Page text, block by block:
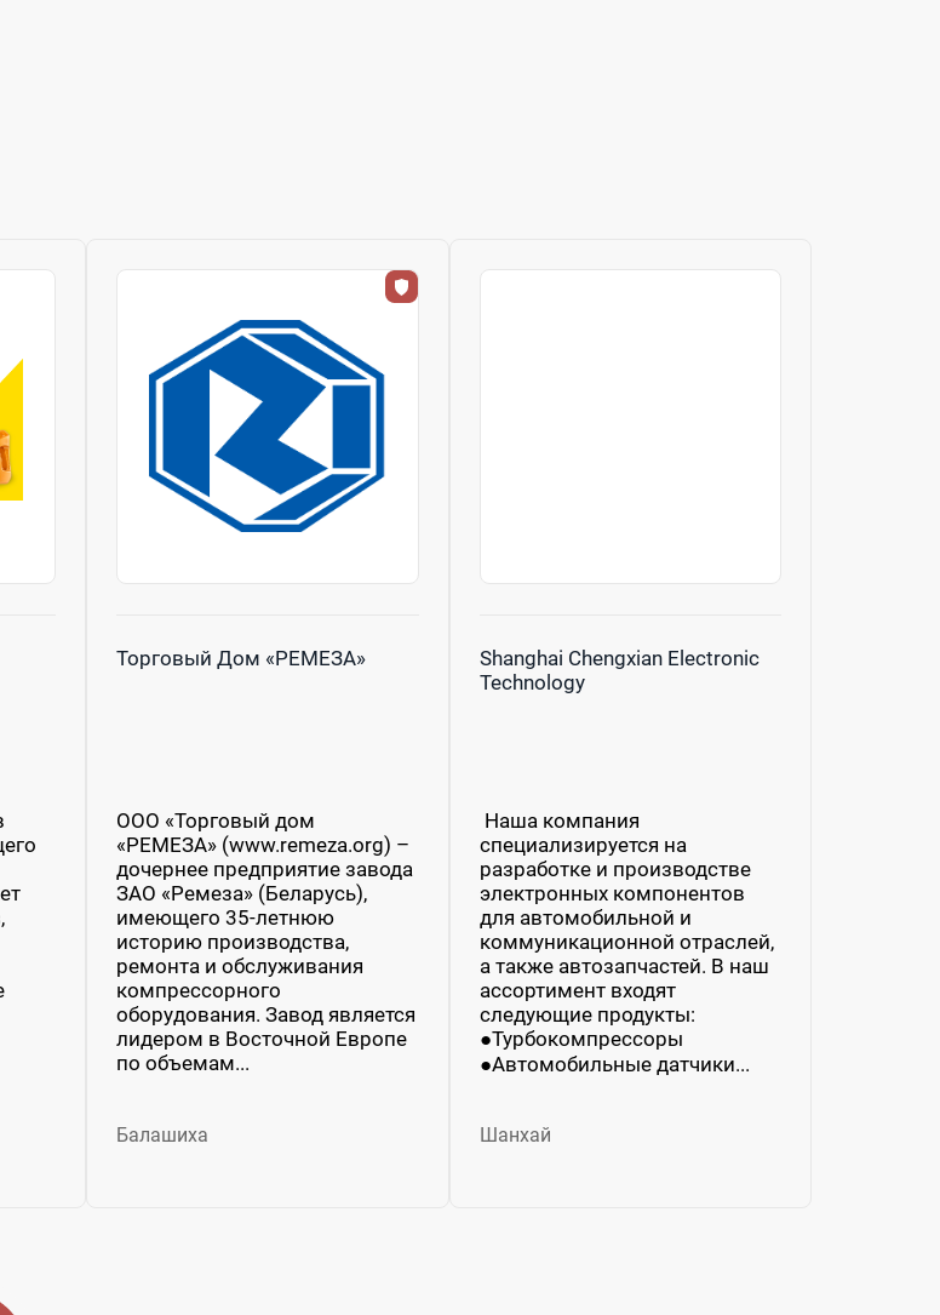
Торговый Дом «РЕМЕЗА»
ООО «Торговый дом
«РЕМЕЗА» (www.remeza.org) –
дочернее предприятие завода
ЗАО «Ремеза» (Беларусь),
имеющего 35-летнюю
историю производства,
ремонта и обслуживания
компрессорного
оборудования. Завод является
лидером в Восточной Европе
по объемам...
Балашиха
Shanghai Chengxian Electronic
Technology
Наша компания
специализируется на
разработке и производстве
электронных компонентов
для автомобильной и
коммуникационной отраслей,
а также автозапчастей. В наш
ассортимент входят
следующие продукты:
●Турбокомпрессоры
●Автомобильные датчики...
Шанхай